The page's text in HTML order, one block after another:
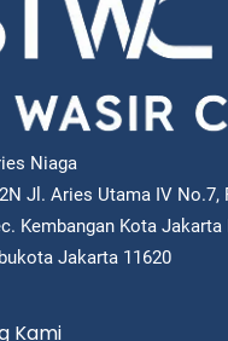
Niaga
Jl. Aries Utama IV No.7,
Kembangan Kota Jakarta
Jakarta 11620
Kami